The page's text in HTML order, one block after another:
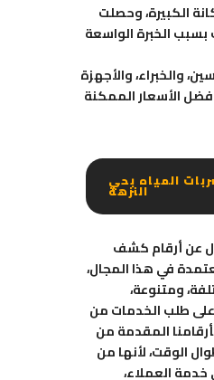
الكبيرة، وحصلت
الخبرة الواسعة
والخبراء، والأجهزة
الأسعار الممكنة
المياه بحي
النزهة
عن أرقام كشف
في هذا المجال،
ومتنوعة،
طلب الخدمات من
المقدمة من
الوقت، لأنها من
خدمة العملاء،